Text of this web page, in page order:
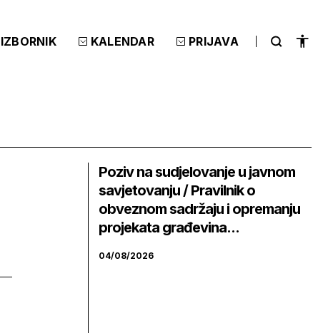
IZBORNIK KALENDAR PRIJAVA
Poziv na sudjelovanje u javnom
savjetovanju / Pravilnik o
obveznom sadržaju i opremanju
projekata građevina...
04/08/2026